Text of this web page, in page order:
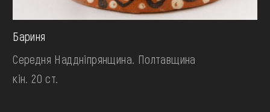
Бариня
Середня Наддніпрянщина. Полтавщина
кін. 20 ст.